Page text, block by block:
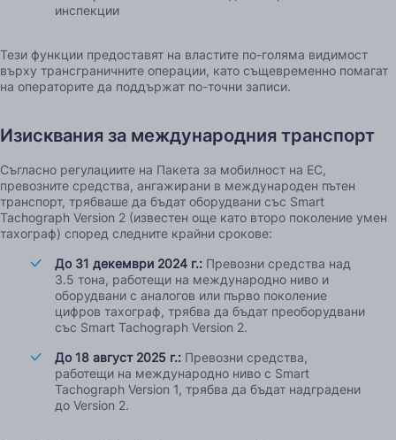
инспекции
Тези функции предоставят на властите по-голяма видимост
върху трансграничните операции, като същевременно помагат
на операторите да поддържат по-точни записи.
Изисквания за международния транспорт
Съгласно регулациите на Пакета за мобилност на ЕС,
превозните средства, ангажирани в международен пътен
транспорт, трябваше да бъдат оборудвани със Smart
Tachograph Version 2 (известен още като второ поколение умен
тахограф) според следните крайни срокове:
До 31 декември 2024 г.: Превозни средства над
3.5 тона, работещи на международно ниво и
оборудвани с аналогов или първо поколение
цифров тахограф, трябва да бъдат преоборудвани
със Smart Tachograph Version 2.
До 18 август 2025 г.: Превозни средства,
работещи на международно ниво с Smart
Tachograph Version 1, трябва да бъдат надградени
до Version 2.